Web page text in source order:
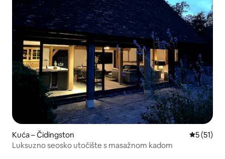
Kuća – Čidingston Prosječna
5 (51)
Luksuzno seosko utočište s masažnom kadom